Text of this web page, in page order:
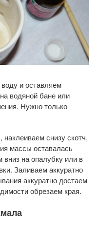
и оставляем
водяной бане или
Нужно только
снизу скотч,
массы оставалась
вниз на опалубку или в
Заливаем аккуратно
аккуратно достаем
обрезаем края.